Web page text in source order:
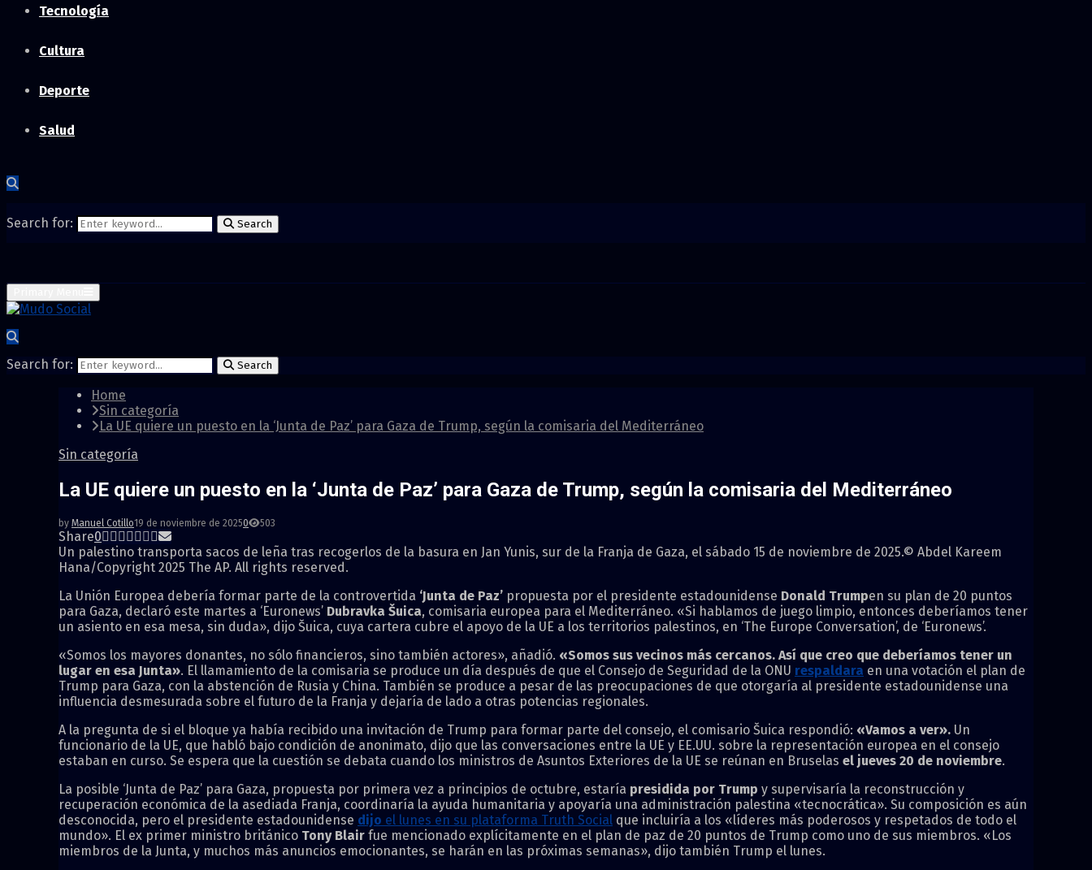
Tecnología
Cultura
Deporte
Salud
Search for: Search
Search for: Search
Home
Sin categoría
La UE quiere un puesto en la ‘Junta de Paz’ para Gaza de Trump, según la comisaria del Mediterráneo
Sin categoría
La UE quiere un puesto en la ‘Junta de Paz’ para Gaza de Trump, según la comisaria del Mediterráneo
by Manuel Cotillo19 de noviembre de 20250 503
Share0
Un palestino transporta sacos de leña tras recogerlos de la basura en Jan Yunis, sur de la Franja de Gaza, el sábado 15 de noviembre de 2025.© Abdel Kareem
Hana/Copyright 2025 The AP. All rights reserved.
La Unión Europea debería formar parte de la controvertida ‘Junta de Paz’ propuesta por el presidente estadounidense Donald Trumpen su plan de 20 puntos
para Gaza, declaró este martes a ‘Euronews’ Dubravka Šuica, comisaria europea para el Mediterráneo. «Si hablamos de juego limpio, entonces deberíamos tener
un asiento en esa mesa, sin duda», dijo Šuica, cuya cartera cubre el apoyo de la UE a los territorios palestinos, en ‘The Europe Conversation’, de ‘Euronews’.
«Somos los mayores donantes, no sólo financieros, sino también actores», añadió. «Somos sus vecinos más cercanos. Así que creo que deberíamos tener un
lugar en esa Junta». El llamamiento de la comisaria se produce un día después de que el Consejo de Seguridad de la ONU respaldara en una votación el plan de
Trump para Gaza, con la abstención de Rusia y China. También se produce a pesar de las preocupaciones de que otorgaría al presidente estadounidense una
influencia desmesurada sobre el futuro de la Franja y dejaría de lado a otras potencias regionales.
A la pregunta de si el bloque ya había recibido una invitación de Trump para formar parte del consejo, el comisario Šuica respondió: «Vamos a ver». Un
funcionario de la UE, que habló bajo condición de anonimato, dijo que las conversaciones entre la UE y EE.UU. sobre la representación europea en el consejo
estaban en curso. Se espera que la cuestión se debata cuando los ministros de Asuntos Exteriores de la UE se reúnan en Bruselas el jueves 20 de noviembre.
La posible ‘Junta de Paz’ para Gaza, propuesta por primera vez a principios de octubre, estaría presidida por Trump y supervisaría la reconstrucción y
recuperación económica de la asediada Franja, coordinaría la ayuda humanitaria y apoyaría una administración palestina «tecnocrática». Su composición es aún
desconocida, pero el presidente estadounidense dijo el lunes en su plataforma Truth Social que incluiría a los «líderes más poderosos y respetados de todo el
mundo». El ex primer ministro británico Tony Blair fue mencionado explícitamente en el plan de paz de 20 puntos de Trump como uno de sus miembros. «Los
miembros de la Junta, y muchos más anuncios emocionantes, se harán en las próximas semanas», dijo también Trump el lunes.